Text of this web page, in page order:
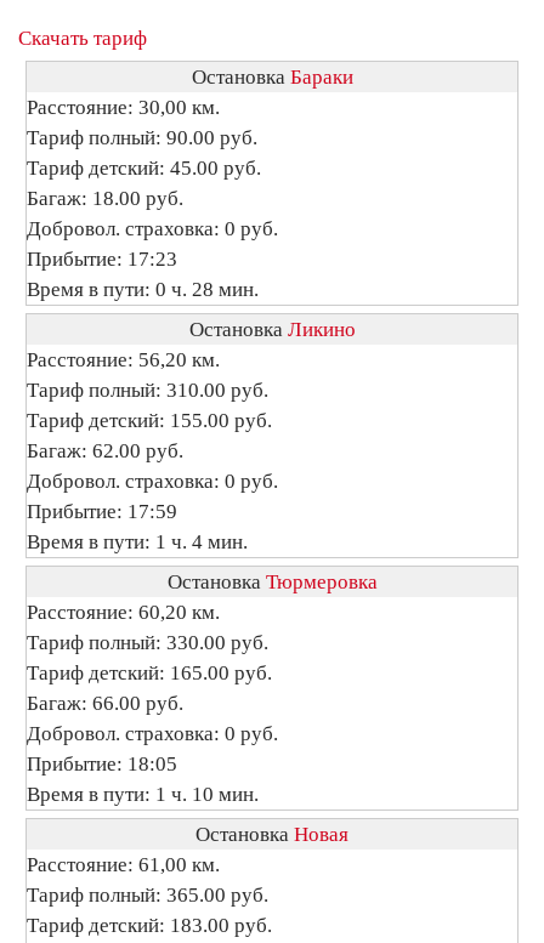
Скачать тариф
Остановка Бараки
Расстояние: 30,00 км.
Тариф полный: 90.00 руб.
Тариф детский: 45.00 руб.
Багаж: 18.00 руб.
Добровол. страховка: 0 руб.
Прибытие: 17:23
Время в пути: 0 ч. 28 мин.
Остановка Ликино
Расстояние: 56,20 км.
Тариф полный: 310.00 руб.
Тариф детский: 155.00 руб.
Багаж: 62.00 руб.
Добровол. страховка: 0 руб.
Прибытие: 17:59
Время в пути: 1 ч. 4 мин.
Остановка Тюрмеровка
Расстояние: 60,20 км.
Тариф полный: 330.00 руб.
Тариф детский: 165.00 руб.
Багаж: 66.00 руб.
Добровол. страховка: 0 руб.
Прибытие: 18:05
Время в пути: 1 ч. 10 мин.
Остановка Новая
Расстояние: 61,00 км.
Тариф полный: 365.00 руб.
Тариф детский: 183.00 руб.